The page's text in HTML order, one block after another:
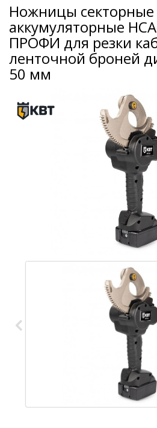
Ножницы секторные
аккумуляторные
ПРОФИ для резки
ленточной броней
50 мм